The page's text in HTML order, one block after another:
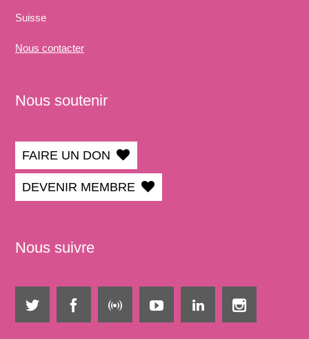
Suisse
Nous contacter
Nous soutenir
FAIRE UN DON
DEVENIR MEMBRE
Nous suivre